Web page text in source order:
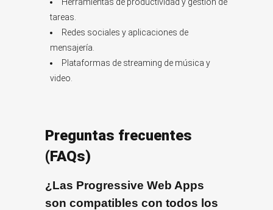
tareas.
Redes sociales y aplicaciones de
mensajería.
Plataformas de streaming de música y
video.
Preguntas frecuentes
(FAQs)
¿Las Progressive Web Apps
son compatibles con todos los